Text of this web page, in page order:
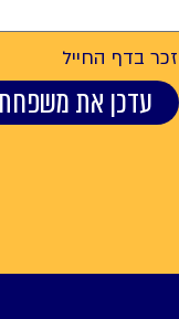
בדף החייל
עדכן את